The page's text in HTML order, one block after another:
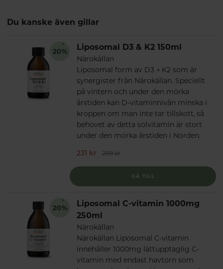
Du kanske även gillar
Liposomal D3 & K2 150ml
Närokällan
Liposomal form av D3 + K2 som är
synergister från Närokällan. Speciellt
på vintern och under den mörka
årstiden kan D-vitaminnivån minska i
kroppen om man inte tar tillskott, så
behovet av detta solvitamin är stort
under den mörka årstiden i Norden.
231 kr
289 kr
GÅ TILL
Liposomal C-vitamin 1000mg
250ml
Närokällan
Närokällan Liposomal C-vitamin
innehåller 1000mg lättupptaglig C-
vitamin med endast havtorn som